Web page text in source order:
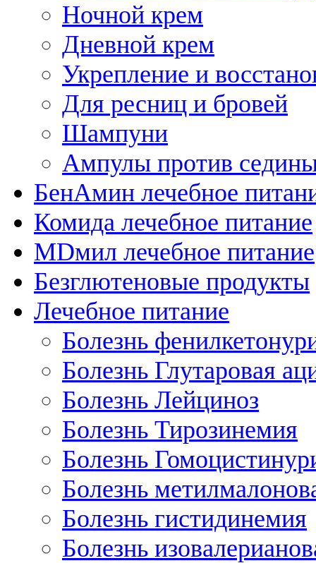
Ночной крем
Дневной крем
Укрепление и
Для ресниц и бровей
Шампуни
Ампулы против
БенАмин лечебное
Комида лечебное питание
MDмил лечебное питание
Безглютеновые продукты
Лечебное питание
Болезнь
Болезнь Глутаровая
Болезнь Лейциноз
Болезнь Тирозинемия
Болезнь
Болезнь
Болезнь гистидинемия
Болезнь